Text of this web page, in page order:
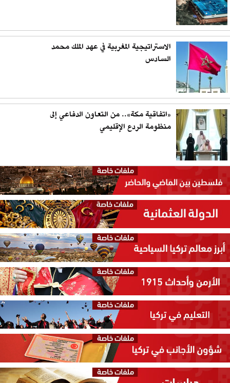
الاستراتيجية المغربية في عهد الملك محمد
السادس
«اتفاقية مكة».. من التعاون الدفاعي إلى
منظومة الردع الإقليمي